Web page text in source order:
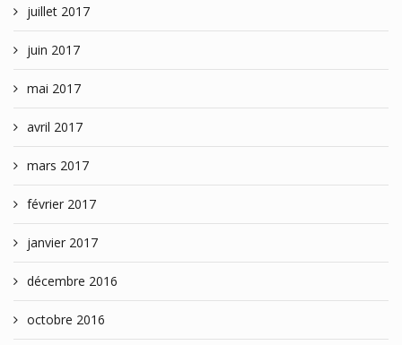
juillet 2017
juin 2017
mai 2017
avril 2017
mars 2017
février 2017
janvier 2017
décembre 2016
octobre 2016